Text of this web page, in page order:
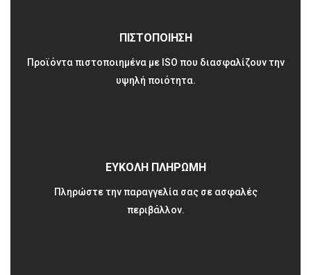
ΠΙΣΤΟΠΟΙΗΣΗ
Προϊόντα πιστοποιημένα με ISO που διασφαλίζουν την
υψηλή ποιότητα.
ΕΥΚΟΛΗ ΠΛΗΡΩΜΗ
Πληρώστε την παραγγελία σας σε ασφαλές
περιβάλλον.